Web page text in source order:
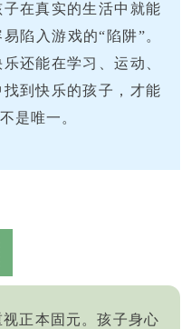
在真实的生活中就能
陷入游戏的“陷阱”。
还能在学习、运动、
到快乐的孩子，才能
是唯一。
正本固元。孩子身心